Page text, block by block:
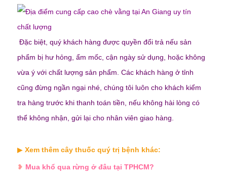
Đặc biệt, quý khách hàng được quyền đổi trả nếu sản
phẩm bị hư hỏng, ẩm mốc, cận ngày sử dụng, hoặc không
vừa ý với chất lượng sản phẩm. Các khách hàng ở tỉnh
cũng đừng ngần ngại nhé, chúng tôi luôn cho khách kiểm
tra hàng trước khi thanh toán tiền, nếu không hài lòng có
thể không nhận, gửi lại cho nhân viên giao hàng.
▶ Xem thêm cây thuốc quý trị bệnh khác:
❥ Mua khổ qua rừng ở đâu tại TPHCM?